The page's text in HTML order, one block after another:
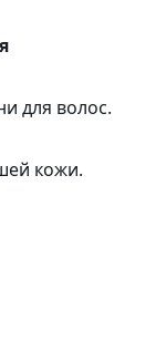
для волос.
кожи.